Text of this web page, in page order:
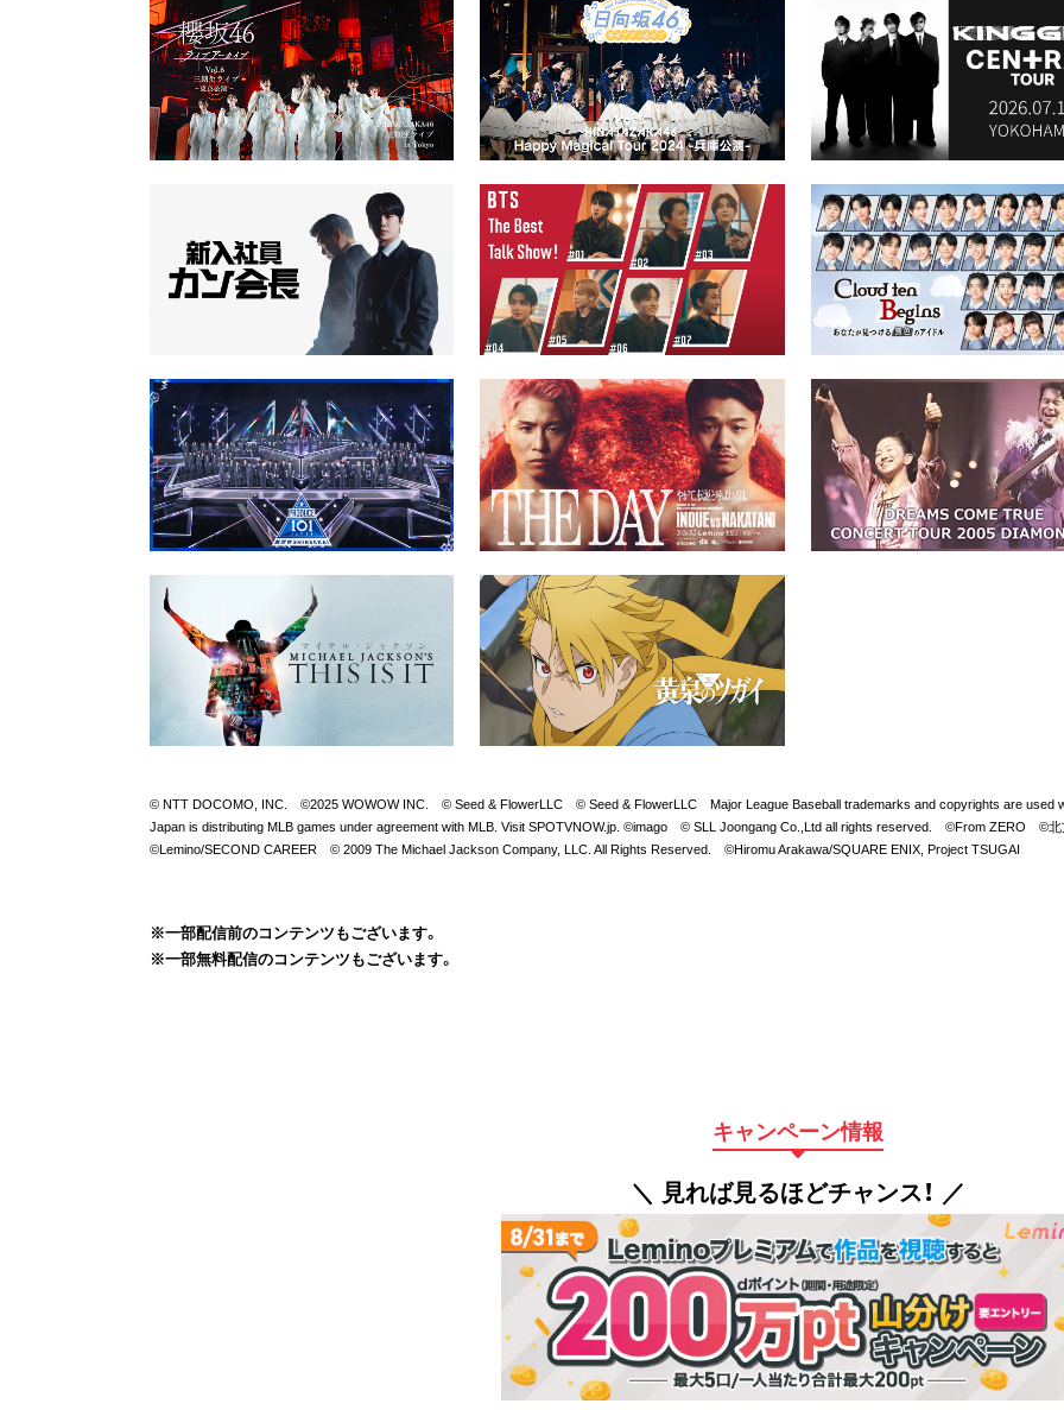
© NTT DOCOMO, INC. ©2025 WOWOW INC. © Seed & FlowerLLC © Seed & FlowerLLC Major League Baseball trademarks and copyrights are used
Japan is distributing MLB games under agreement with MLB. Visit SPOTVNOW.jp. ©imago © SLL Joongang Co.,Ltd all rights reserved. ©From ZERO
©Lemino/SECOND CAREER © 2009 The Michael Jackson Company, LLC. All Rights Reserved. ©Hiromu Arakawa/SQUARE ENIX, Project TSUGAI
※一部配信前のコンテンツもございます。
※一部無料配信のコンテンツもございます。
キャンペーン情報
＼ 見れば見るほどチャンス！ ／